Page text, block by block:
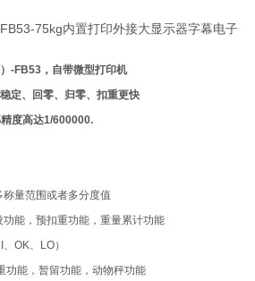
75kg内置打印外接大显示器字幕电子
-FB53，自带微型打印机
定、回零、归零、扣重更快
度高达1/600000.
量范围或者多分度值
能，预扣重功能，重量累计功能
OK、LO）
功能，暂留功能，动物秤功能